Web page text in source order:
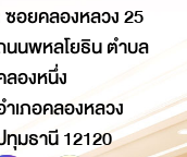
ซอยคลองหลวง 25
นนพหลโยธิน ตำบล
ลองหนึ่ง
เภอคลองหลวง
ทุมธานี 12120